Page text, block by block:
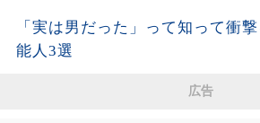
「実は男だった」って知って衝
能人3選
広告